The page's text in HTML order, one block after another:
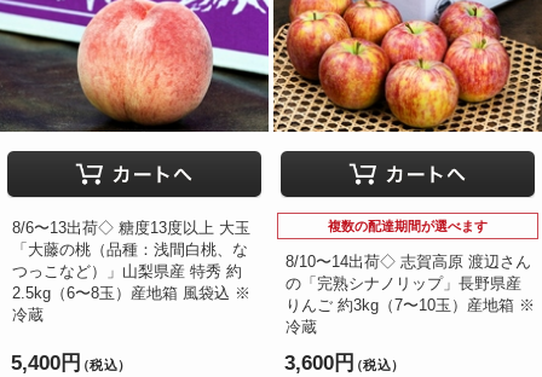
8/6〜13出荷◇ 糖度13度以上 大玉
「大藤の桃（品種：浅間白桃、な
つっこなど）」山梨県産 特秀 約
2.5kg（6〜8玉）産地箱 風袋込 ※
冷蔵
5,400円（税込）
複数の配達期間が選べます
8/10〜14出荷◇ 志賀高原 渡辺さん
の「完熟シナノリップ」長野県産
りんご 約3kg（7〜10玉）産地箱 ※
冷蔵
3,600円（税込）